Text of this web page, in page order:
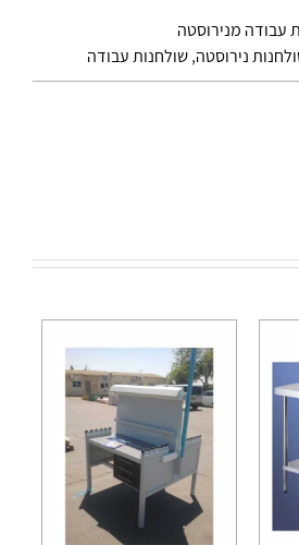
עבודה מנירוסטה
נירוסטה,שולחנות עבודה